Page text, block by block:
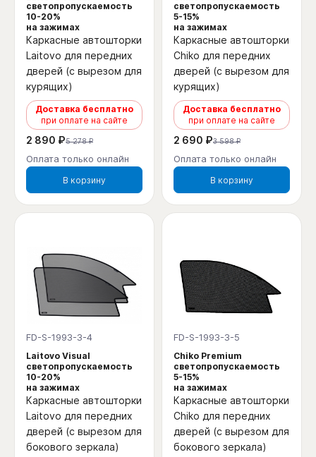
светопропускаемость
10-20%
на зажимах
Каркасные автошторки
Laitovo для передних
дверей (с вырезом для
курящих)
Доставка бесплатно
при оплате на сайте
2 890 ₽5 278 ₽
Оплата только онлайн
В корзину
светопропускаемость
5-15%
на зажимах
Каркасные автошторки
Chiko для передних
дверей (с вырезом для
курящих)
Доставка бесплатно
при оплате на сайте
2 690 ₽3 598 ₽
Оплата только онлайн
В корзину
FD-S-1993-3-4
Laitovo Visual
светопропускаемость
10-20%
на зажимах
Каркасные автошторки
Laitovo для передних
дверей (с вырезом для
бокового зеркала)
FD-S-1993-3-5
Chiko Premium
светопропускаемость
5-15%
на зажимах
Каркасные автошторки
Chiko для передних
дверей (с вырезом для
бокового зеркала)